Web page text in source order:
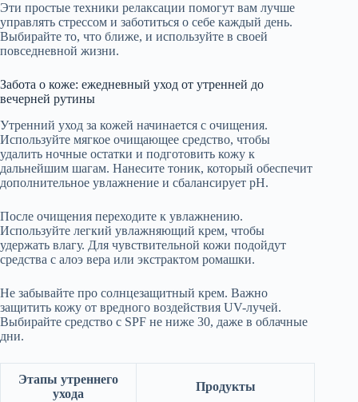
Эти простые техники релаксации помогут вам лучше
управлять стрессом и заботиться о себе каждый день.
Выбирайте то, что ближе, и используйте в своей
повседневной жизни.
Забота о коже: ежедневный уход от утренней до
вечерней рутины
Утренний уход за кожей начинается с очищения.
Используйте мягкое очищающее средство, чтобы
удалить ночные остатки и подготовить кожу к
дальнейшим шагам. Нанесите тоник, который обеспечит
дополнительное увлажнение и сбалансирует pH.
После очищения переходите к увлажнению.
Используйте легкий увлажняющий крем, чтобы
удержать влагу. Для чувствительной кожи подойдут
средства с алоэ вера или экстрактом ромашки.
Не забывайте про солнцезащитный крем. Важно
защитить кожу от вредного воздействия UV-лучей.
Выбирайте средство с SPF не ниже 30, даже в облачные
дни.
Этапы утреннего
ухода
Продукты